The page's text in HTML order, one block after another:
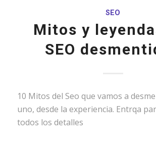
SEO
Mitos y
SEO
10 Mitos del Seo que vamos a
uno, desde la experiencia. Entrqa
todos los detalles